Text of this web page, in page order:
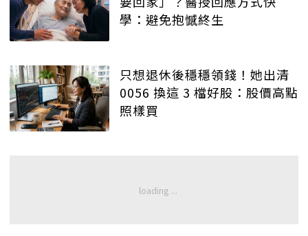
學：避免抱憾終生
只想退休後穩穩領錢！她出清
0056 換這 3 檔好股：股價高點
照樣買